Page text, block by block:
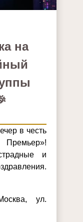
на
в честь
и
ул.